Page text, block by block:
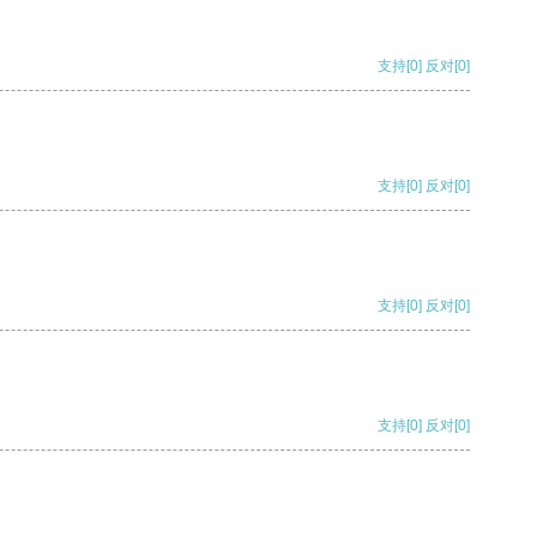
支持[0] 反对[0]
支持[0] 反对[0]
支持[0] 反对[0]
支持[0] 反对[0]